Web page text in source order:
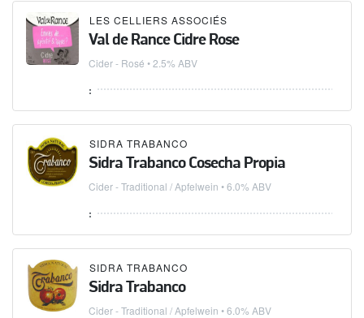
LES CELLIERS ASSOCIÉS
Val de Rance Cidre Rose
Cider - Rosé • 2.5% ABV
:
SIDRA TRABANCO
Sidra Trabanco Cosecha Propia
Cider - Traditional / Apfelwein • 6.0% ABV
:
SIDRA TRABANCO
Sidra Trabanco
Cider - Traditional / Apfelwein • 6.0% ABV